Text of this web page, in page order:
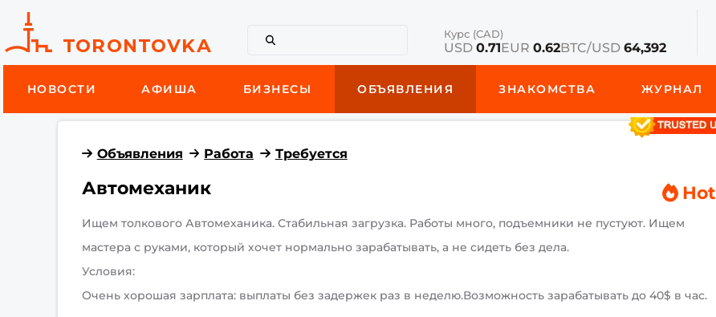
Курс (CAD)
USD0.71EUR0.62BTC/USD64,392
НОВОСТИ АФИША БИЗНЕСЫ ОБЪЯВЛЕНИЯ ЗНАКОМСТВА ЖУРНАЛ
Объявления Работа Требуется
Автомеханик Hot
Ищем толкового Автомеханика. Стабильная загрузка. ​Работы много, подъемники не пустуют. Ищем
мастера с руками, который хочет нормально зарабатывать, а не сидеть без дела.
​Условия:
Очень хорошая ​зарплата: выплаты без задержек раз в неделю.Возможность зарабатывать до 40$ в час.